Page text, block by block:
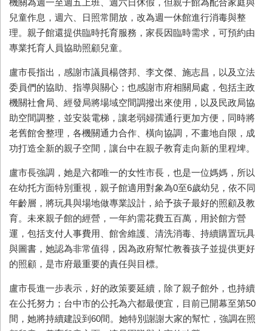
兒童作息，週六、日照常開放，改為週一休館進行消毒與整
理。親子館還提供臨時托育服務，家長因臨時需求，可預約由
專業托育人員協助照顧兒童。
盧市長指出，感謝市議員楊啓邦、李文傑、施志昌，以及立法
委員們的協助、指導與關心；也感謝市府相關局處，包括主政
機關社會局、經發局將場域空間調撥出來使用，以及民政局協
助空間調整，並安裝電梯，讓老弱婦孺通行更加方便，同時將
老舊館舍整理，各機關通力合作、橫向協調，不畫地自限，成
功打造全新的親子空間，讓台中在親子教育走向新的里程埤。
盧市長強調，她是六都唯一的女性市長，也是一位媽媽，所以
在幼托方面特別重視，親子館適用對象為0至6歲幼兒，依不同
年齡層，將玩具與場地做專業設計，給予孩子最好的照顧及教
育。未來親子館的經營，一年約需花費五百萬，用於館方營
運，包括支付人事費用、館舍維護、清洗消毒、持續購置玩具
與圖書，她認為非常值得，因為政府幫忙教養孩子並提供更好
的照顧，是市府最重要的責任與目標。
盧市長進一步表示，好的政策要延續，除了親子館外，也持續
在公托努力；台中市的公托為六都最便宜，目前已開幕至第50
間，她將持續建設到60間。她特別謝謝大家的幫忙，強調在照